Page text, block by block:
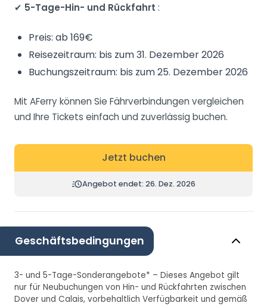
✔ 5-Tage-Hin- und Rückfahrt :
Preis: ab 169€
Reisezeitraum: bis zum 31. Dezember 2026
Buchungszeitraum: bis zum 25. Dezember 2026
Mit AFerry können Sie Fährverbindungen vergleichen
und Ihre Tickets einfach und zuverlässig buchen.
Jetzt buchen
Angebot endet: 26. Dez. 2026
Geschäftsbedingungen
3- und 5-Tage-Sonderangebote* – Dieses Angebot gilt
nur für Neubuchungen von Hin- und Rückfahrten zwischen
Dover und Calais, vorbehaltlich Verfügbarkeit und gemäß